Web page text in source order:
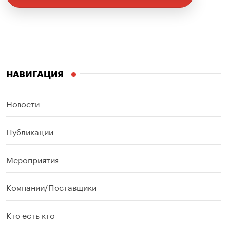
НАВИГАЦИЯ
Новости
Публикации
Мероприятия
Компании/Поставщики
Кто есть кто